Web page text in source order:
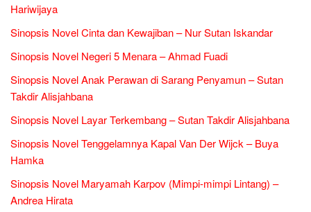
Hariwijaya
Sinopsis Novel Cinta dan Kewajiban – Nur Sutan Iskandar
Sinopsis Novel Negeri 5 Menara – Ahmad Fuadi
Sinopsis Novel Anak Perawan di Sarang Penyamun – Sutan
Takdir Alisjahbana
Sinopsis Novel Layar Terkembang – Sutan Takdir Alisjahbana
Sinopsis Novel Tenggelamnya Kapal Van Der Wijck – Buya
Hamka
Sinopsis Novel Maryamah Karpov (Mimpi-mimpi Lintang) –
Andrea Hirata